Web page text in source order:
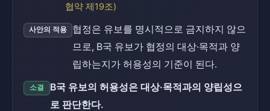
협약 제19조)
사안의 적용
협정은 유보를 명시적으로 금지하지 않으
므로, B국 유보가 협정의 대상·목적과 양
립하는지가 허용성의 기준이 된다.
소결
B국 유보의 허용성은 대상·목적과의 양립성으
로 판단한다.